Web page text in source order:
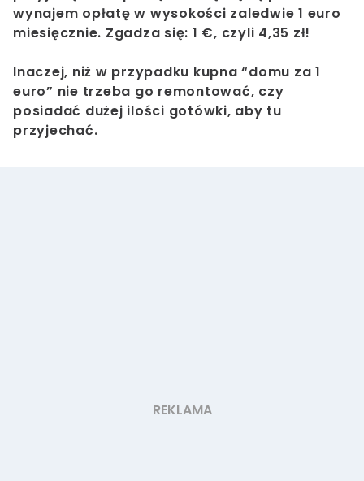
wynajem opłatę w wysokości zaledwie 1 euro
miesięcznie. Zgadza się: 1 €, czyli 4,35 zł!
Inaczej, niż w przypadku kupna “domu za 1
euro” nie trzeba go remontować, czy
posiadać dużej ilości gotówki, aby tu
przyjechać.